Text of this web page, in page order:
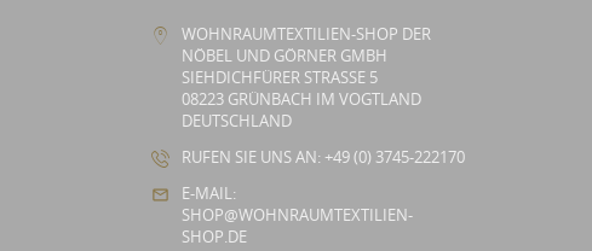
WOHNRAUMTEXTILIEN-SHOP DER
NÖBEL UND GÖRNER GMBH
SIEHDICHFÜRER STRASSE 5
08223 GRÜNBACH IM VOGTLAND
DEUTSCHLAND
RUFEN SIE UNS AN: +49 (0) 3745-222170
E-MAIL:
SHOP@WOHNRAUMTEXTILIEN-
SHOP.DE